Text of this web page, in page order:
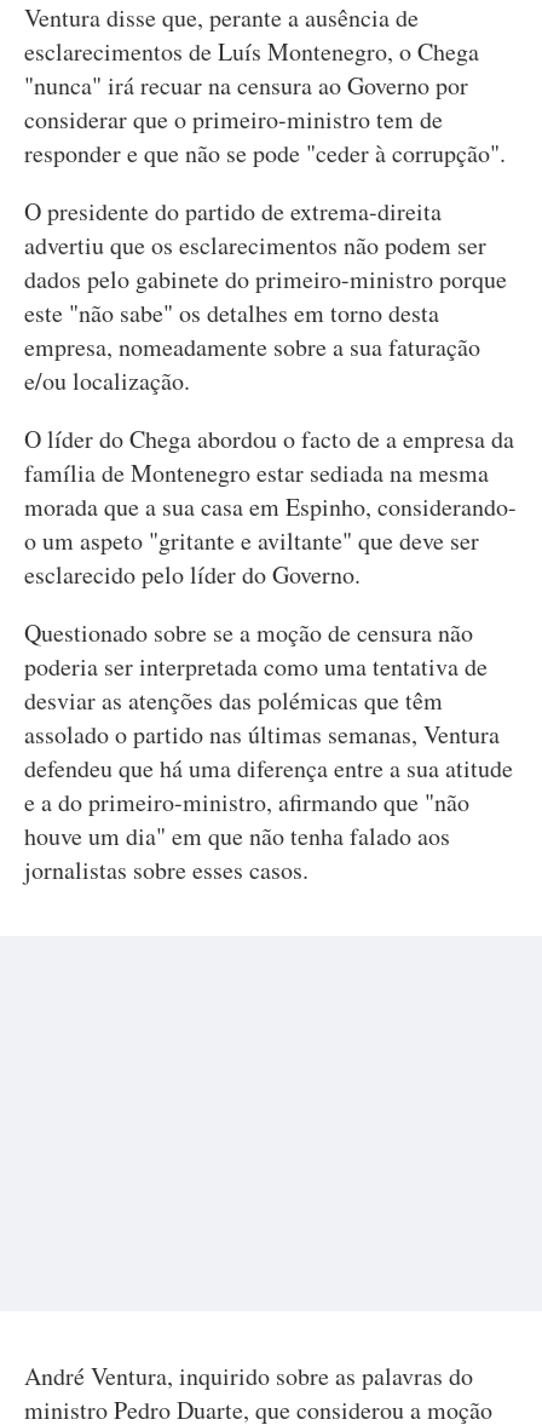
Ventura disse que, perante a ausência de
esclarecimentos de Luís Montenegro, o Chega
"nunca" irá recuar na censura ao Governo por
considerar que o primeiro-ministro tem de
responder e que não se pode "ceder à corrupção".
O presidente do partido de extrema-direita
advertiu que os esclarecimentos não podem ser
dados pelo gabinete do primeiro-ministro porque
este "não sabe" os detalhes em torno desta
empresa, nomeadamente sobre a sua faturação
e/ou localização.
O líder do Chega abordou o facto de a empresa da
família de Montenegro estar sediada na mesma
morada que a sua casa em Espinho, considerando-
o um aspeto "gritante e aviltante" que deve ser
esclarecido pelo líder do Governo.
Questionado sobre se a moção de censura não
poderia ser interpretada como uma tentativa de
desviar as atenções das polémicas que têm
assolado o partido nas últimas semanas, Ventura
defendeu que há uma diferença entre a sua atitude
e a do primeiro-ministro, afirmando que "não
houve um dia" em que não tenha falado aos
jornalistas sobre esses casos.
André Ventura, inquirido sobre as palavras do
ministro Pedro Duarte, que considerou a moção